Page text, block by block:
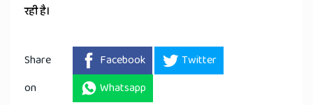
रही है।
Share
on
Facebook
Twitter
Whatsapp